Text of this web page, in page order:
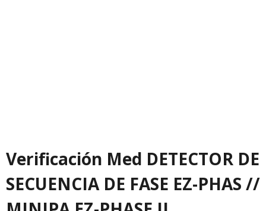
Verificación Med DETECTOR DE
SECUENCIA DE FASE EZ-PHAS //